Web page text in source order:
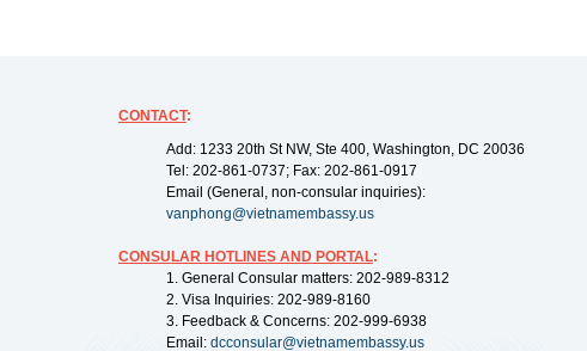
CONTACT:
Add: 1233 20th St NW, Ste 400, Washington, DC 20036
Tel: 202-861-0737; Fax: 202-861-0917
Email (General, non-consular inquiries):
vanphong@vietnamembassy.us
CONSULAR HOTLINES AND PORTAL:
1. General Consular matters: 202-989-8312
2. Visa Inquiries: 202-989-8160
3. Feedback & Concerns: 202-999-6938
Email: dcconsular@vietnamembassy.us